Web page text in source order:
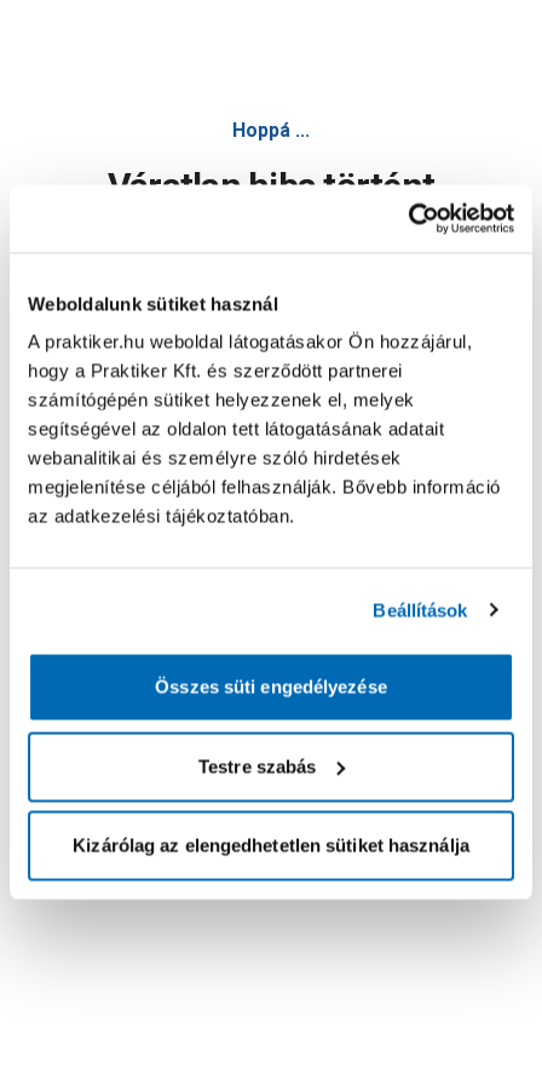
Weboldalunk sütiket használ
A praktiker.hu weboldal látogatásakor Ön hozzájárul,
hogy a Praktiker Kft. és szerződött partnerei
számítógépén sütiket helyezzenek el, melyek
segítségével az oldalon tett látogatásának adatait
webanalitikai és személyre szóló hirdetések
megjelenítése céljából felhasználják. Bővebb információ
az adatkezelési tájékoztatóban.
Beállítások
Összes süti engedélyezése
Testre szabás
Kizárólag az elengedhetetlen sütiket használja
Hoppá ...
Váratlan hiba történt
Oldal újratöltése